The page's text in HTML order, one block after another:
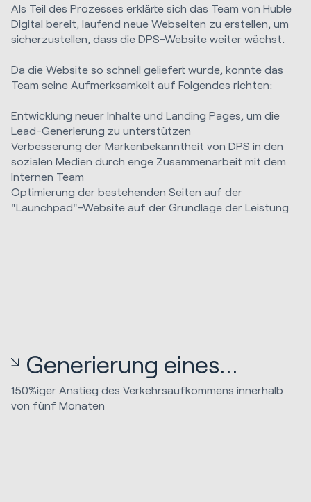
Als Teil des Prozesses erklärte sich das Team von Huble
Digital bereit, laufend neue Webseiten zu erstellen, um
sicherzustellen, dass die DPS-Website weiter wächst.
Da die Website so schnell geliefert wurde, konnte das
Team seine Aufmerksamkeit auf Folgendes richten:
Entwicklung neuer Inhalte und Landing Pages, um die
Lead-Generierung zu unterstützen
Verbesserung der Markenbekanntheit von DPS in den
sozialen Medien durch enge Zusammenarbeit mit dem
internen Team
Optimierung der bestehenden Seiten auf der
"Launchpad"-Website auf der Grundlage der Leistung
Generierung eines...
150%iger Anstieg des Verkehrsaufkommens innerhalb
von fünf Monaten